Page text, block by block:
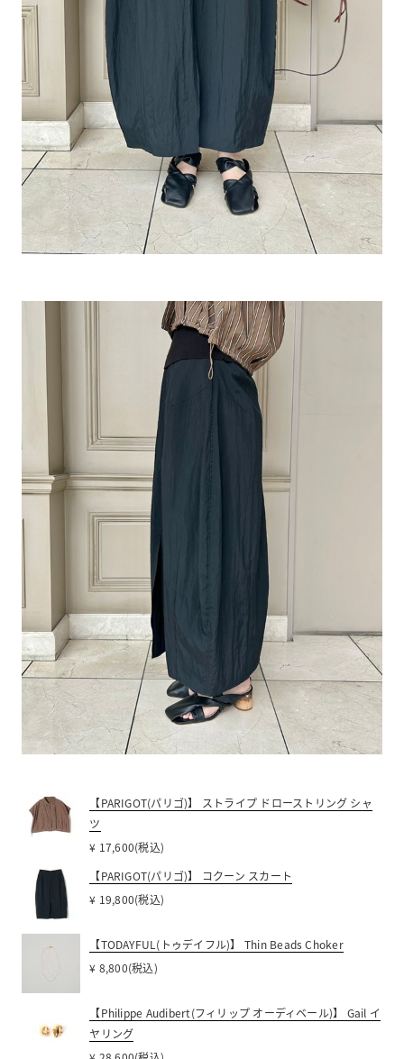
【PARIGOT(パリゴ)】 ストライプ ドローストリング シャ
ツ
¥ 17,600(税込)
【PARIGOT(パリゴ)】 コクーン スカート
¥ 19,800(税込)
【TODAYFUL(トゥデイフル)】 Thin Beads Choker
¥ 8,800(税込)
【Philippe Audibert(フィリップ オーディベール)】 Gail イ
ヤリング